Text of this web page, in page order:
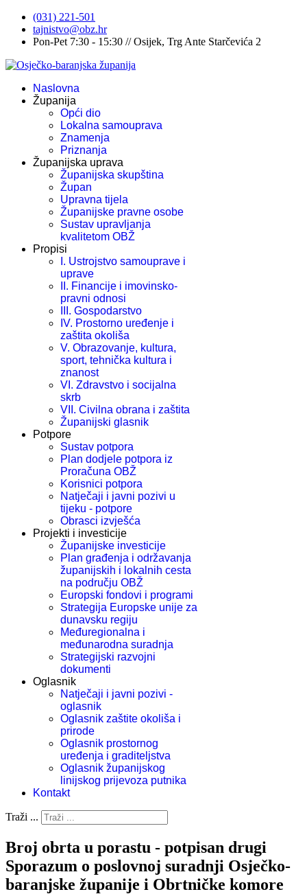
(031) 221-501
tajnistvo@obz.hr
Pon-Pet 7:30 - 15:30 // Osijek, Trg Ante Starčevića 2
Naslovna
Županija
Opći dio
Lokalna samouprava
Znamenja
Priznanja
Županijska uprava
Županijska skupština
Župan
Upravna tijela
Županijske pravne osobe
Sustav upravljanja
kvalitetom OBŽ
Propisi
I. Ustrojstvo samouprave i
uprave
II. Financije i imovinsko-
pravni odnosi
III. Gospodarstvo
IV. Prostorno uređenje i
zaštita okoliša
V. Obrazovanje, kultura,
sport, tehnička kultura i
znanost
VI. Zdravstvo i socijalna
skrb
VII. Civilna obrana i zaštita
Županijski glasnik
Potpore
Sustav potpora
Plan dodjele potpora iz
Proračuna OBŽ
Korisnici potpora
Natječaji i javni pozivi u
tijeku - potpore
Obrasci izvješća
Projekti i investicije
Županijske investicije
Plan građenja i održavanja
županijskih i lokalnih cesta
na području OBŽ
Europski fondovi i programi
Strategija Europske unije za
dunavsku regiju
Međuregionalna i
međunarodna suradnja
Strategijski razvojni
dokumenti
Oglasnik
Natječaji i javni pozivi -
oglasnik
Oglasnik zaštite okoliša i
prirode
Oglasnik prostornog
uređenja i graditeljstva
Oglasnik županijskog
linijskog prijevoza putnika
Kontakt
Traži ...
Broj obrta u porastu - potpisan drugi
Sporazum o poslovnoj suradnji Osječko-
baranjske županije i Obrtničke komore